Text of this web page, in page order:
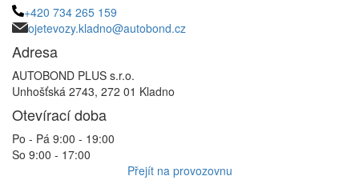
+420 734 265 159
ojetevozy.kladno@autobond.cz
Adresa
AUTOBOND PLUS s.r.o.
Unhošťská 2743, 272 01 Kladno
Otevírací doba
Po - Pá 9:00 - 19:00
So 9:00 - 17:00
Přejít na provozovnu